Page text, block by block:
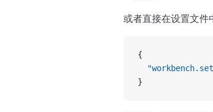
或者直接在设置文件
{
}